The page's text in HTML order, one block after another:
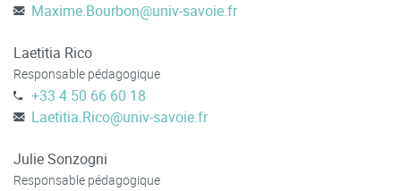
Maxime.Bourbon@univ-savoie.fr
Laetitia Rico
Responsable pédagogique
+33 4 50 66 60 18
Laetitia.Rico@univ-savoie.fr
Julie Sonzogni
Responsable pédagogique